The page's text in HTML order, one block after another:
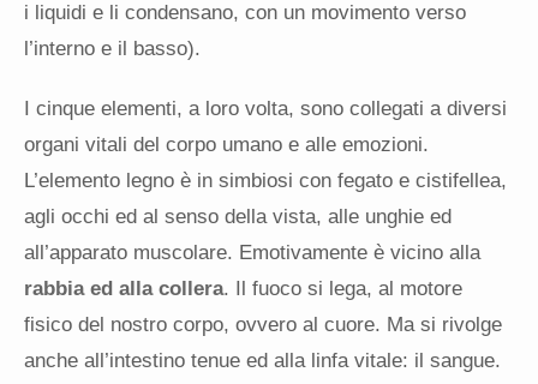
i liquidi e li condensano, con un movimento verso
l’interno e il basso).
I cinque elementi, a loro volta, sono collegati a diversi
organi vitali del corpo umano e alle emozioni.
L’elemento legno è in simbiosi con fegato e cistifellea,
agli occhi ed al senso della vista, alle unghie ed
all’apparato muscolare. Emotivamente è vicino alla
rabbia ed alla collera. Il fuoco si lega, al motore
fisico del nostro corpo, ovvero al cuore. Ma si rivolge
anche all’intestino tenue ed alla linfa vitale: il sangue.